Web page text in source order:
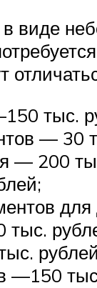
виде
тыс.
— 30
— 200
—150